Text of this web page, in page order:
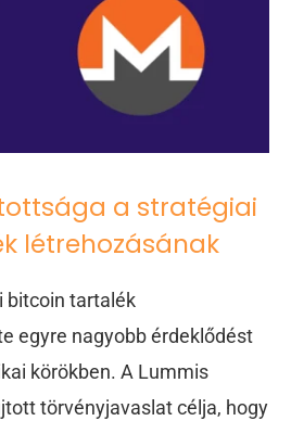
a stratégiai
létrehozásának
bitcoin tartalék
egyre nagyobb érdeklődést
körökben. A Lummis
törvényjavaslat célja, hogy